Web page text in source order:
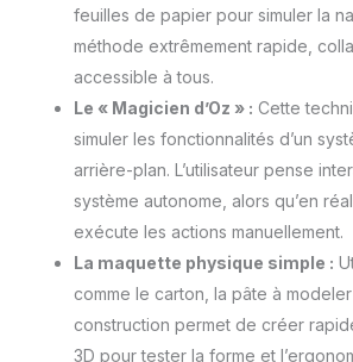
feuilles de papier pour simuler la
méthode extrêmement rapide,
accessible à tous.
Le « Magicien d’Oz » : Cette
simuler les fonctionnalités d’un
arrière-plan. L’utilisateur pense
système autonome, alors qu’en
exécute les actions manuellement.
La maquette physique simple :
comme le carton, la pâte à
construction permet de créer
3D pour tester la forme et